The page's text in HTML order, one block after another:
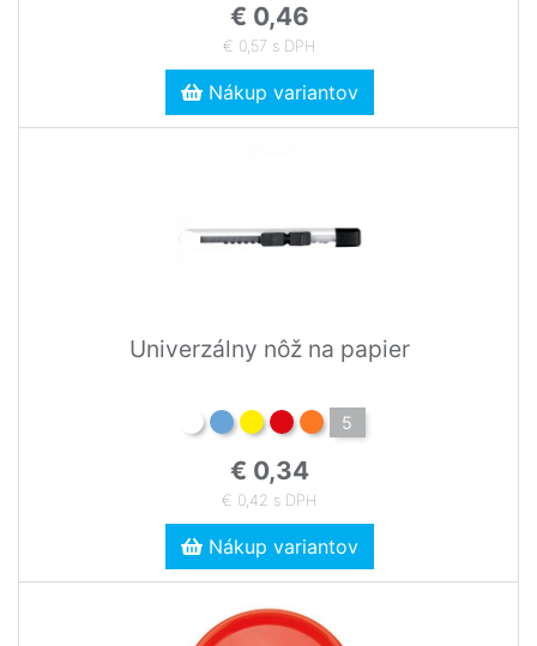
€ 0,46
€ 0,57 s DPH
Nákup variantov
Univerzálny nôž na papier
5
€ 0,34
€ 0,42 s DPH
Nákup variantov